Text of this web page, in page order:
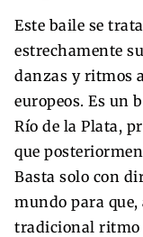
Este baile se
estrechamente
danzas y ritmos
europeos. Es un
Río de la Plata,
que
Basta solo con
mundo para
tradicional ritmo